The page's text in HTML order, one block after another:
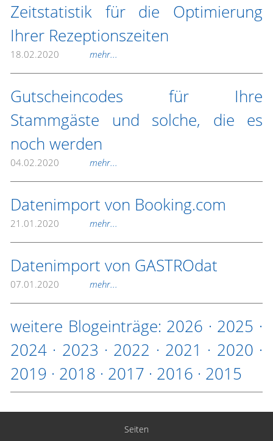
Zeitstatistik für die Optimierung
Ihrer Rezeptionszeiten
18.02.2020 mehr...
Gutscheincodes für Ihre
Stammgäste und solche, die es
noch werden
04.02.2020 mehr...
Datenimport von Booking.com
21.01.2020 mehr...
Datenimport von GASTROdat
07.01.2020 mehr...
weitere Blogeinträge: 2026 · 2025 ·
2024 · 2023 · 2022 · 2021 · 2020 ·
2019 · 2018 · 2017 · 2016 · 2015
Seiten